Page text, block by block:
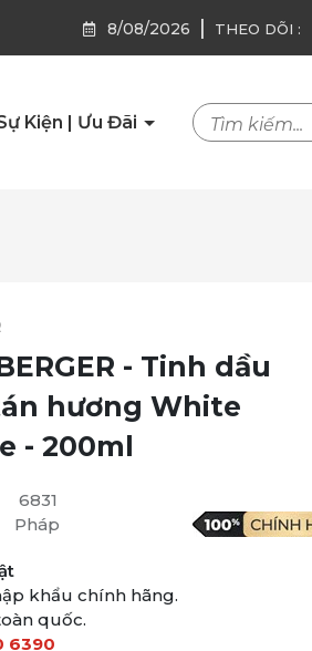
8/08/2026 | THEO DÕI :
Kiện | Ưu Đãi
- Tinh dầu
hương White
- 200ml
6831
Pháp
khẩu chính hãng.
quốc.
6390